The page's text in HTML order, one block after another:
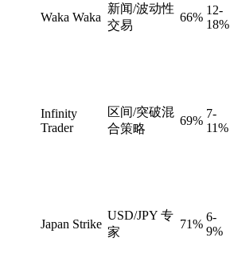
Waka Waka
新闻/波动性
交易
66%
12-
18%
Infinity
Trader
区间/突破混
合策略
69%
7-
11%
Japan Strike
USD/JPY 专
家
71%
6-
9%